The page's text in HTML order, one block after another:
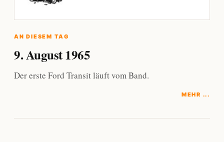
AN DIESEM TAG
9. August 1965
Der erste Ford Transit läuft vom Band.
MEHR ...